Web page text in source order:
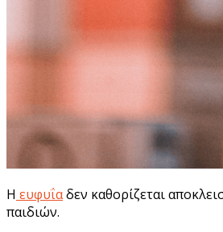
Η ευφυΐαδεν καθορίζεται
παιδιών.